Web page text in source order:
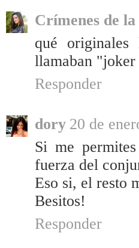
Crímenes de
qué
llamaban
Responder
dory 20 de
Si me
fuerza del
Eso si, el resto
Besitos!
Responder